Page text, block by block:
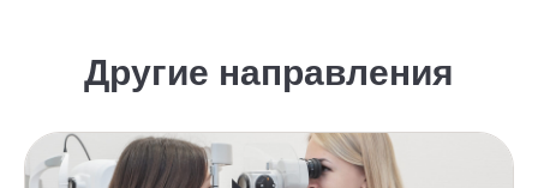
Другие направления